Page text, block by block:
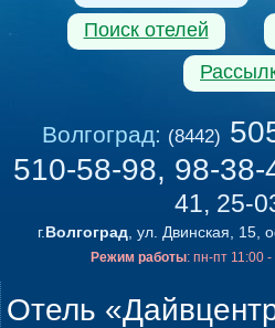
Поиск отелей
Волгоград: (8442)
510-58-98, 98-38-
41, 25-
г.Волгоград, ул. Двинская, 15,
Режим работы: пн-пт 11:00
Отель